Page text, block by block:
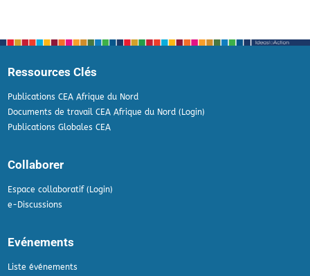
Ressources Clés
Publications CEA Afrique du Nord
Documents de travail CEA Afrique du Nord (Login)
Publications Globales CEA
Collaborer
Espace collaboratif (Login)
e-Discussions
Evénements
Liste événements